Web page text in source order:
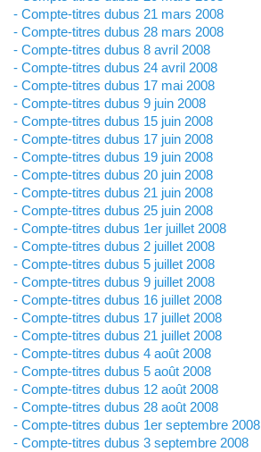
- Compte-titres dubus 21 mars 2008
- Compte-titres dubus 28 mars 2008
- Compte-titres dubus 8 avril 2008
- Compte-titres dubus 24 avril 2008
- Compte-titres dubus 17 mai 2008
- Compte-titres dubus 9 juin 2008
- Compte-titres dubus 15 juin 2008
- Compte-titres dubus 17 juin 2008
- Compte-titres dubus 19 juin 2008
- Compte-titres dubus 20 juin 2008
- Compte-titres dubus 21 juin 2008
- Compte-titres dubus 25 juin 2008
- Compte-titres dubus 1er juillet 2008
- Compte-titres dubus 2 juillet 2008
- Compte-titres dubus 5 juillet 2008
- Compte-titres dubus 9 juillet 2008
- Compte-titres dubus 16 juillet 2008
- Compte-titres dubus 17 juillet 2008
- Compte-titres dubus 21 juillet 2008
- Compte-titres dubus 4 août 2008
- Compte-titres dubus 5 août 2008
- Compte-titres dubus 12 août 2008
- Compte-titres dubus 28 août 2008
- Compte-titres dubus 1er septembre 2008
- Compte-titres dubus 3 septembre 2008